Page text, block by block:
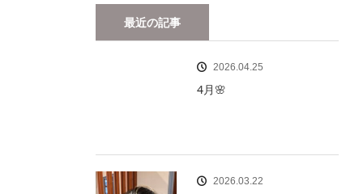
最近の記事
2026.04.25
4月🌸
2026.03.22